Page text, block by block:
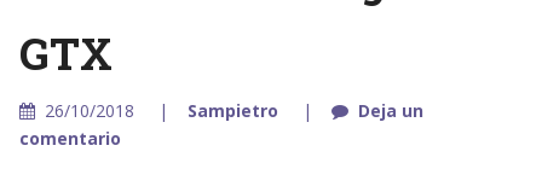
GTX
26/10/2018 Sampietro
Deja un
comentario